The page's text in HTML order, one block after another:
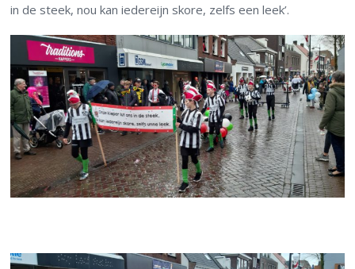
in de steek, nou kan iedereijn skore, zelfs een leek’.